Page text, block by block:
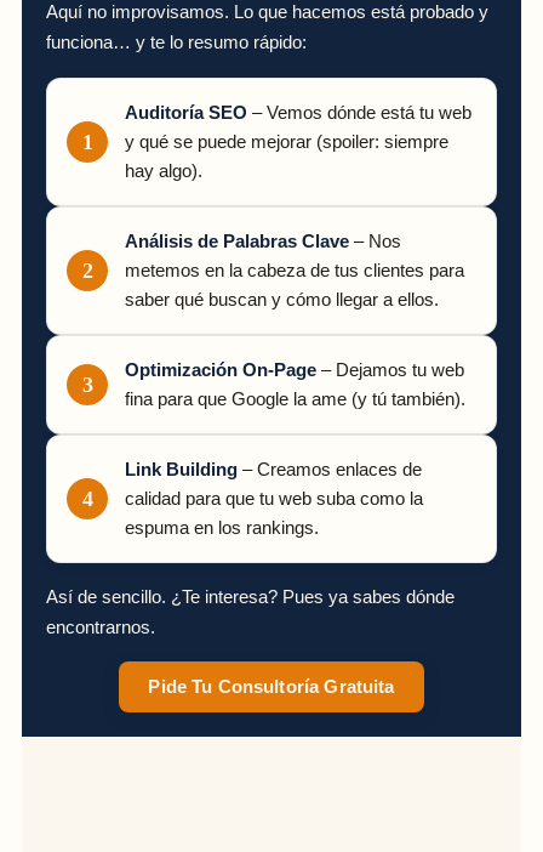
Aquí no improvisamos. Lo que hacemos está probado y
funciona… y te lo resumo rápido:
Auditoría SEO – Vemos dónde está tu web
y qué se puede mejorar (spoiler: siempre
hay algo).
Análisis de Palabras Clave – Nos
metemos en la cabeza de tus clientes para
saber qué buscan y cómo llegar a ellos.
Optimización On-Page – Dejamos tu web
fina para que Google la ame (y tú también).
Link Building – Creamos enlaces de
calidad para que tu web suba como la
espuma en los rankings.
Así de sencillo. ¿Te interesa? Pues ya sabes dónde
encontrarnos.
Pide Tu Consultoría Gratuita